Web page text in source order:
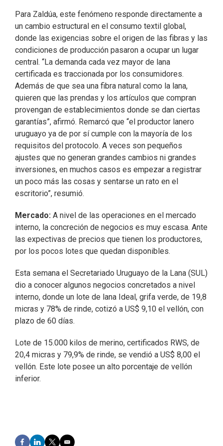
Para Zaldúa, este fenómeno responde directamente a
un cambio estructural en el consumo textil global,
donde las exigencias sobre el origen de las fibras y las
condiciones de producción pasaron a ocupar un lugar
central. “La demanda cada vez mayor de lana
certificada es traccionada por los consumidores.
Además de que sea una fibra natural como la lana,
quieren que las prendas y los artículos que compran
provengan de establecimientos donde se dan ciertas
garantías”, afirmó. Remarcó que “el productor lanero
uruguayo ya de por sí cumple con la mayoría de los
requisitos del protocolo. A veces son pequeños
ajustes que no generan grandes cambios ni grandes
inversiones, en muchos casos es empezar a registrar
un poco más las cosas y sentarse un rato en el
escritorio”, resumió.
Mercado: A nivel de las operaciones en el mercado
interno, la concreción de negocios es muy escasa. Ante
las expectivas de precios que tienen los productores,
por los pocos lotes que quedan disponibles.
Esta semana el Secretariado Uruguayo de la Lana (SUL)
dio a conocer algunos negocios concretados a nivel
interno, donde un lote de lana Ideal, grifa verde, de 19,8
micras y 78% de rinde, cotizó a US$ 9,10 el vellón, con
plazo de 60 días.
Lote de 15.000 kilos de merino, certificados RWS, de
20,4 micras y 79,9% de rinde, se vendió a US$ 8,00 el
vellón. Este lote posee un alto porcentaje de vellón
inferior.
F
L
T
E